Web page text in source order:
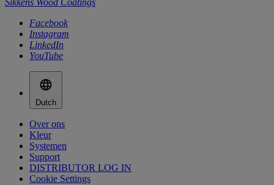
Sikkens Wood Coatings
Facebook
Instagram
LinkedIn
YouTube
Dutch
Over ons
Kleur
Systemen
Support
DISTRIBUTOR LOG IN
Cookie Settings